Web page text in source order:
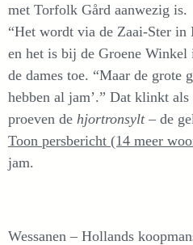
met Torfolk Gård aanwezig is.
“Het wordt via de Zaai-Ster in
en het is bij de Groene
de dames toe. “Maar de grote
hebben al jam’.” Dat klinkt als
proeven de hjortronsylt– de
Toon persbericht (14 meer
jam.
Wessanen – Hollands